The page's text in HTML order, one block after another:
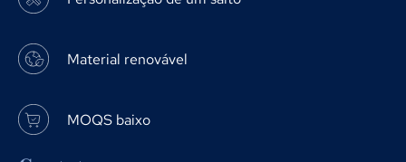
Material renovável
MOQS baixo